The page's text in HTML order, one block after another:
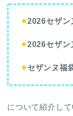
⚫︎2026セザン
⚫︎2026セザン
⚫︎ セザンヌ福
について紹介し